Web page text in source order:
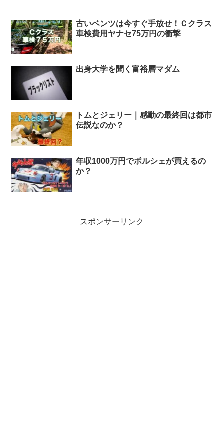
古いベンツは今すぐ手放せ！Ｃクラス
車検費用ヤナセ75万円の衝撃
出身大学を聞く富裕層マダム
トムとジェリー｜感動の最終回は都市
伝説なのか？
年収1000万円でポルシェが買えるの
か？
スポンサーリンク